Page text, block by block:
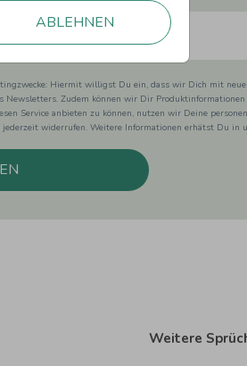
ABLEHNEN
Hiermit willigst Du ein, dass wir Dich mit
Newsletters. Zudem können wir Dir
Service anbieten zu können, nutzen wir Deine
widerrufen. Weitere Informationen erhätst Du in
Weitere